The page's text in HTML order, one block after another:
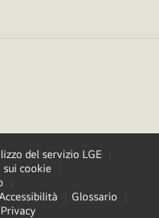
del servizio LGE
sui cookie
Glossario